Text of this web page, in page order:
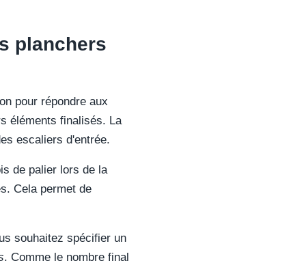
planchers
pour répondre aux
éléments finalisés. La
escaliers d'entrée.
de palier lors de la
Cela permet de
souhaitez spécifier un
. Comme le nombre final